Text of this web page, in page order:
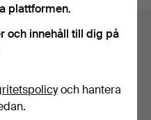
plattformen.
och innehåll till dig på
och hantera